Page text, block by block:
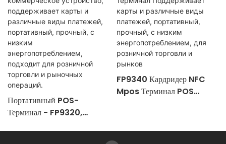
Портативный POS-
Терминал - FP9320,
FP9340 Кардридер NFC
Mpos Терминал POS
Различные Виды Платежей,